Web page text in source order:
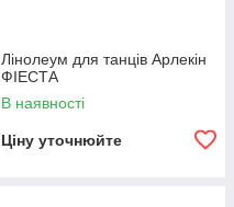
Лінолеум для танців Арлекін
ФІЕСТА
В наявності
Ціну уточнюйте